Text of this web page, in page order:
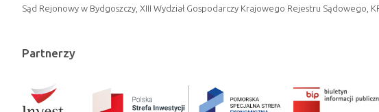
Sąd Rejonowy w Bydgoszczy, XIII Wydział Gospodarczy Krajowego Rejestru Sądowego,
Partnerzy